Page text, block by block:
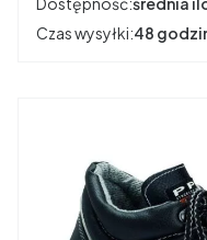
Czas wysyłki:48